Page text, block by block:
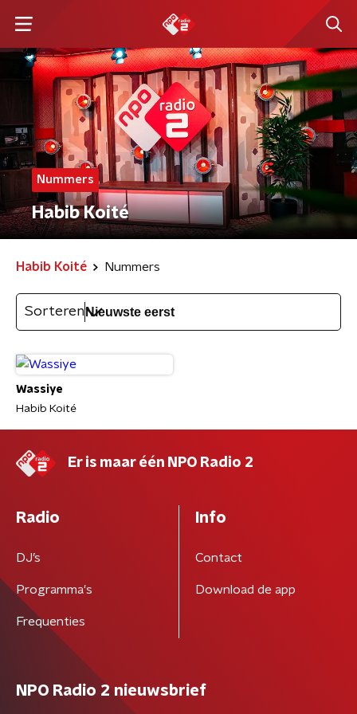
Nummers
Habib Koité
Habib Koité Nummers
Sorteren
Wassiye
Habib Koité
Er is maar één NPO Radio 2
Radio
DJ’s
Programma's
Frequenties
Info
Contact
Download de app
NPO Radio 2 nieuwsbrief